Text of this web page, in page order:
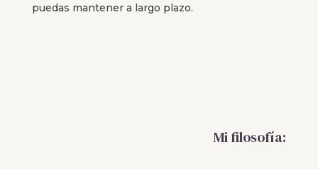
puedas mantener a largo plazo.
Mi filosofía: